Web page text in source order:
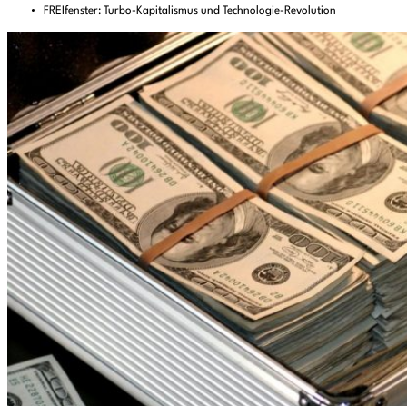
FREIfenster: Turbo-Kapitalismus und Technologie-Revolution